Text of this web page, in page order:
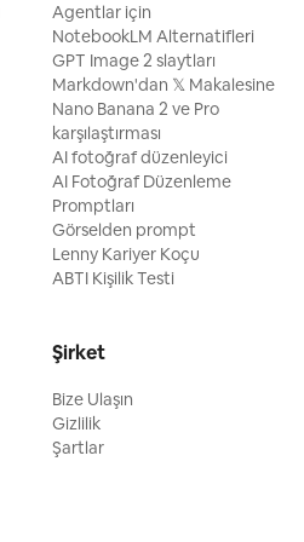
Agentlar için
NotebookLM Alternatifleri
GPT Image 2 slaytları
Markdown'dan 𝕏 Makalesine
Nano Banana 2 ve Pro
karşılaştırması
AI fotoğraf düzenleyici
AI Fotoğraf Düzenleme
Promptları
Görselden prompt
Lenny Kariyer Koçu
ABTI Kişilik Testi
Şirket
Bize Ulaşın
Gizlilik
Şartlar